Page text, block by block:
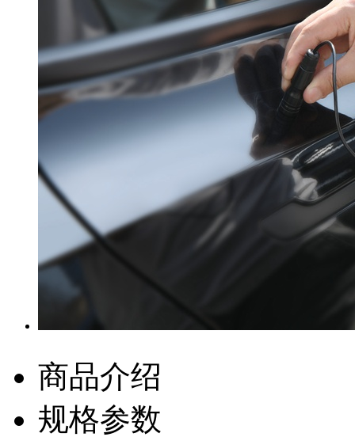
商品介绍
规格参数